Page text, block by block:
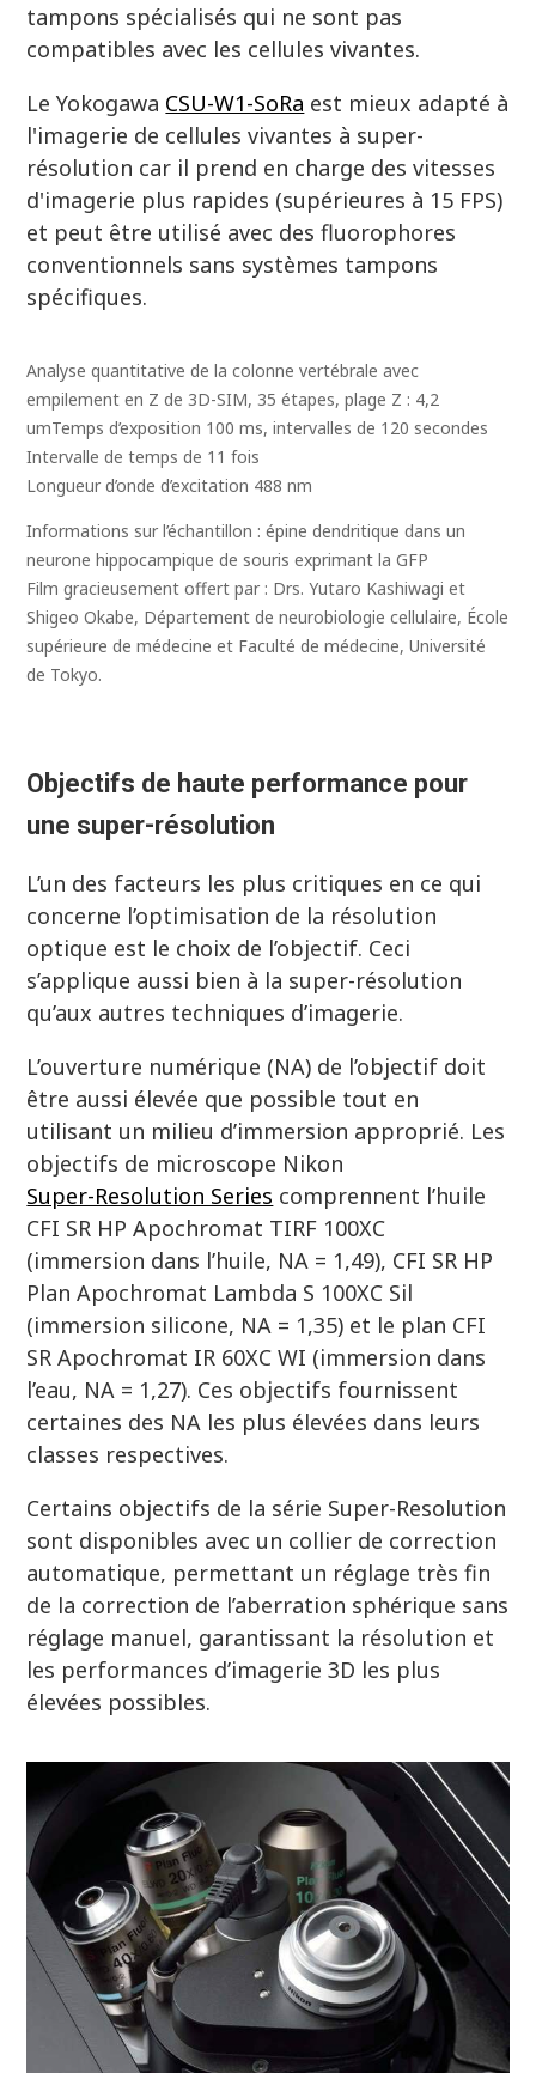
Quantitative Cluster Analysis Applications
octobre 2016
Quantitative Analysis Tools and
Correlative Imaging Applications for N-
Localization analysis of RNA polymerase
I using a super-resolution microscope and
cluster analysis function
novembre 2021
3D enhanced resolution confocal imaging
novembre 2021
superresolution microscopy’ From
décembre 2017
Analyse quantitative de la colonne vertébrale avec
empilement en Z de 3D-SIM, 35 étapes, plage Z : 4,2
umTemps d’exposition 100 ms, intervalles de 120 secondes
Intervalle de temps de 11 fois
Longueur d’onde d’excitation 488 nm
Informations sur l’échantillon : épine dendritique dans un
neurone hippocampique de souris exprimant la GFP
Film gracieusement offert par : Drs. Yutaro Kashiwagi et
Shigeo Okabe, Département de neurobiologie cellulaire, École
supérieure de médecine et Faculté de médecine, Université
de Tokyo.
tampons spécialisés qui ne sont pas
compatibles avec les cellules vivantes.
Le Yokogawa CSU-W1-SoRa est mieux adapté à
l'imagerie de cellules vivantes à super-
résolution car il prend en charge des vitesses
d'imagerie plus rapides (supérieures à 15 FPS)
et peut être utilisé avec des fluorophores
conventionnels sans systèmes tampons
spécifiques.
Objectifs de haute performance pour
une super-résolution
L’un des facteurs les plus critiques en ce qui
concerne l’optimisation de la résolution
optique est le choix de l’objectif. Ceci
s’applique aussi bien à la super-résolution
qu’aux autres techniques d’imagerie.
L’ouverture numérique (NA) de l’objectif doit
être aussi élevée que possible tout en
utilisant un milieu d’immersion approprié. Les
objectifs de microscope Nikon
Super-Resolution Series comprennent l’huile
CFI SR HP Apochromat TIRF 100XC
(immersion dans l’huile, NA = 1,49), CFI SR HP
Plan Apochromat Lambda S 100XC Sil
(immersion silicone, NA = 1,35) et le plan CFI
SR Apochromat IR 60XC WI (immersion dans
l’eau, NA = 1,27). Ces objectifs fournissent
certaines des NA les plus élevées dans leurs
classes respectives.
Certains objectifs de la série Super-Resolution
sont disponibles avec un collier de correction
automatique, permettant un réglage très fin
de la correction de l’aberration sphérique sans
réglage manuel, garantissant la résolution et
les performances d’imagerie 3D les plus
élevées possibles.